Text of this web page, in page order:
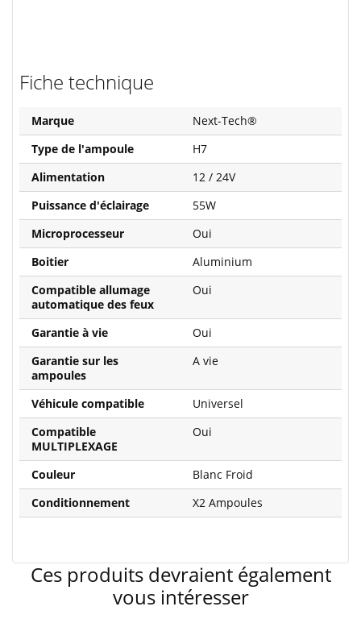
Fiche technique
Marque
Next-Tech®
Type de l'ampoule
H7
Alimentation
12 / 24V
Puissance d'éclairage
55W
Microprocesseur
Oui
Boitier
Aluminium
Compatible allumage
automatique des feux
Oui
Garantie à vie
Oui
Garantie sur les
ampoules
A vie
Véhicule compatible
Universel
Compatible
MULTIPLEXAGE
Oui
Couleur
Blanc Froid
Conditionnement
X2 Ampoules
Ces produits devraient également
vous intéresser